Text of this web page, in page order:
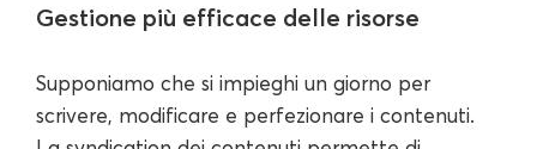
Gestione più efficace delle risorse
Supponiamo che si impieghi un giorno per
scrivere, modificare e perfezionare i contenuti.